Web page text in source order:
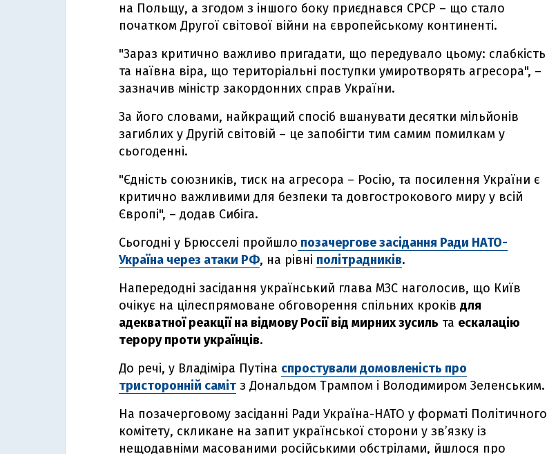
на Польщу, а згодом з іншого боку приєднався СРСР – що стало
початком Другої світової війни на європейському континенті.
"Зараз критично важливо пригадати, що передувало цьому: слабкість
та наївна віра, що територіальні поступки умиротворять агресора", –
зазначив міністр закордонних справ України.
За його словами, найкращий спосіб вшанувати десятки мільйонів
загиблих у Другій світовій – це запобігти тим самим помилкам у
сьогоденні.
"Єдність союзників, тиск на агресора – Росію, та посилення України є
критично важливими для безпеки та довгострокового миру у всій
Європі", – додав Сибіга.
Сьогодні у Брюсселі пройшло позачергове засідання Ради НАТО-
Україна через атаки РФ, на рівні політрадників.
Напередодні засідання український глава МЗС наголосив, що Київ
очікує на цілеспрямоване обговорення спільних кроків для
адекватної реакції на відмову Росії від мирних зусиль та ескалацію
терору проти українців.
До речі, у Владіміра Путіна спростували домовленість про
тристоронній саміт з Дональдом Трампом і Володимиром Зеленським.
На позачерговому засіданні Ради Україна-НАТО у форматі Політичного
комітету, скликане на запит української сторони у зв’язку із
нещодавніми масованими російськими обстрілами, йшлося про